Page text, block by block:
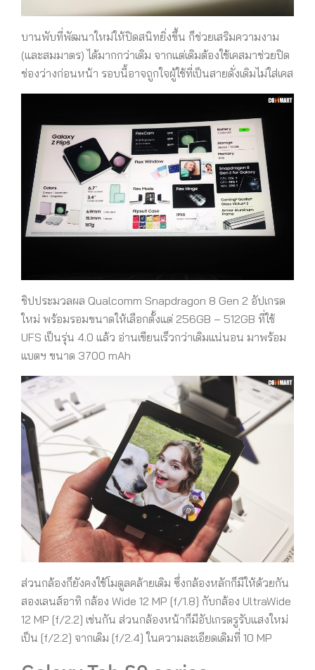
บานพับที่พัฒนาใหม่ให้ปิดสนิทยิ่งขึ้น ก็ช่วยเสริมความงาม
(และสมมาตร) ได้มากกว่าเดิม จากแต่เดิมต้องใช้เคสมาช่วยปิด
ช่องว่างก่อนหน้า รอบนี้อาจถูกใจผู้ใช้ที่เป็นสายดั่งเดิมไม่ใส่เคส
ชิปประมวลผล Qualcomm Snapdragon 8 Gen 2 อัปเกรด
ใหม่ พร้อมรอมขนาดให้เลือกตั้งแต่ 256GB – 512GB ที่ใช้
UFS เป็นรุ่น 4.0 แล้ว อ่านเขียนเร็วกว่าเดิมแน่นอน มาพร้อม
แบตฯ ขนาด 3700 mAh
ส่วนกล้องก็ยังคงใช้โมดูลคล้ายเดิม ซึ่งกล้องหลักก็มีให้ด้วยกัน
สองเลนส์อาทิ กล้อง Wide 12 MP [f/1.8] กับกล้อง UltraWide
12 MP [f/2.2] เช่นกัน ส่วนกล้องหน้าก็มีอัปเกรดรูรับแสงใหม่
เป็น [f/2.2] จากเดิม [f/2.4] ในความละเอียดเดิมที่ 10 MP